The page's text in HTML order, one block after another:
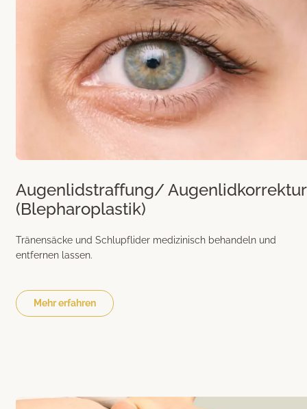
Augenlidstraffung/ Augenlidkorrektur
(Blepharoplastik)
Tränensäcke und Schlupflider medizinisch behandeln und
entfernen lassen.
Mehr erfahren